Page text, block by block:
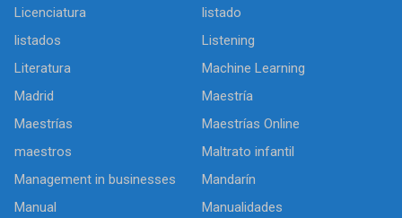
Licenciatura
listado
listados
Listening
Literatura
Machine Learning
Madrid
Maestría
Maestrías
Maestrías Online
maestros
Maltrato infantil
Management in businesses
Mandarín
Manual
Manualidades